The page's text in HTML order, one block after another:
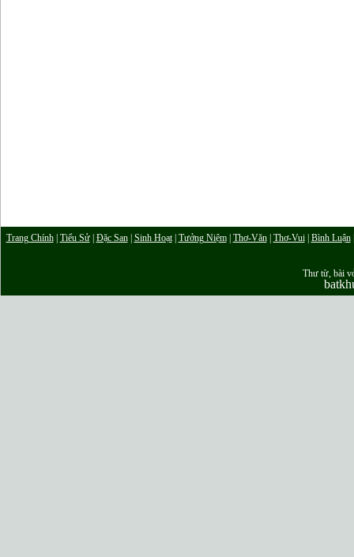
Trang Chính| Tiểu Sử| Đặc San| Sinh Hoạt| Tưởng Niệm| Thơ-Văn| Thơ-Vui| Bình Luận
Thư từ, bài